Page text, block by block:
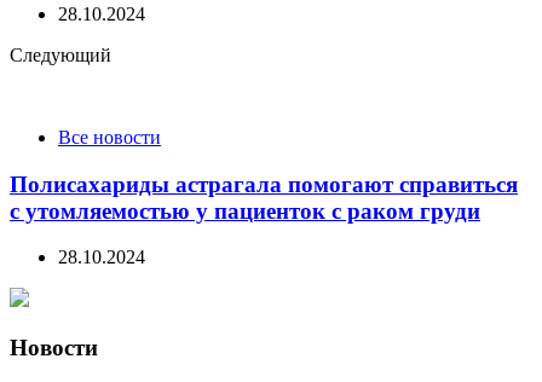
28.10.2024
Следующий
Все новости
Полисахариды астрагала помогают справиться
с утомляемостью у пациенток с раком груди
28.10.2024
Новости